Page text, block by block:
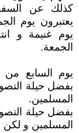
كذلك عن
يعتبرون يوم
يوم غنيمة و
الجمعة.
يوم السابع من
بفضل حيلة
المسلمين.
بفضل حيلة
المسلمين و لكن